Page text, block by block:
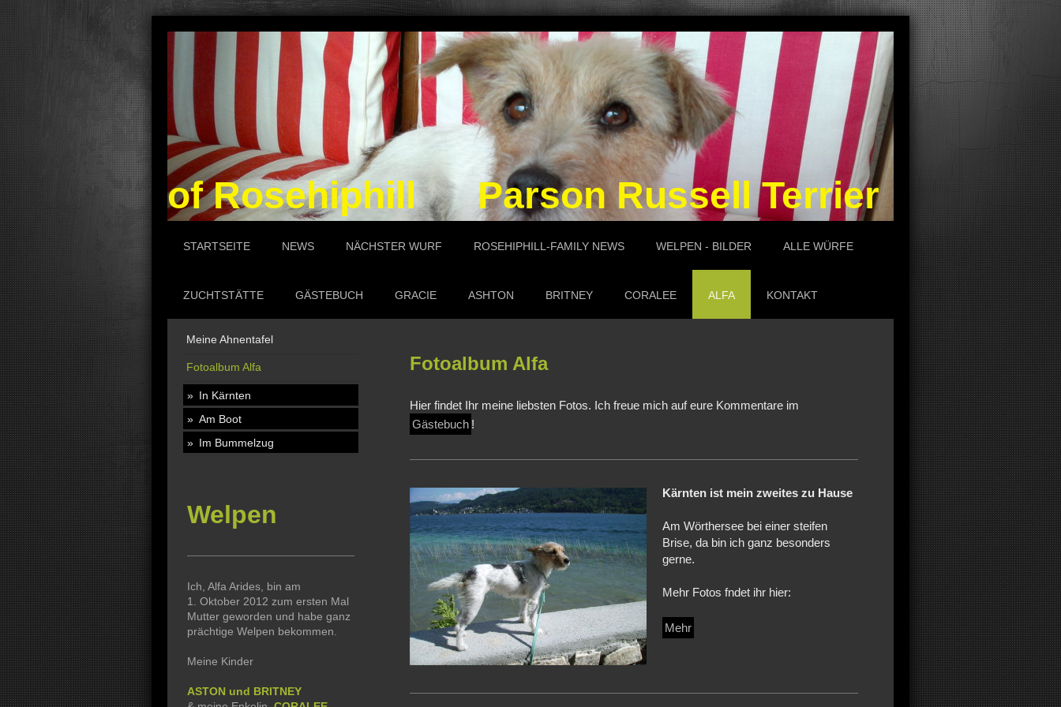
of Rosehiphill Parson Russell Terrier
STARTSEITE NEWS NÄCHSTER WURF ROSEHIPHILL-FAMILY NEWS WELPEN - BILDER ALLE WÜRFE
ZUCHTSTÄTTE GÄSTEBUCH GRACIE ASHTON BRITNEY CORALEE ALFA KONTAKT
Fotoalbum Alfa
Hier findet Ihr meine liebsten Fotos. Ich freue mich auf eure Kommentare im
Gästebuch !
Kärnten ist mein zweites zu Hause
Am Wörthersee bei einer steifen
Brise, da bin ich ganz besonders
gerne.
Mehr Fotos fndet ihr hier:
Mehr
Meine Ahnentafel
Fotoalbum Alfa
In Kärnten
Am Boot
Im Bummelzug
Welpen
Ich, Alfa Arides, bin am
1. Oktober 2012 zum ersten Mal
Mutter geworden und habe ganz
prächtige Welpen bekommen.
Meine Kinder
ASTON und BRITNEY